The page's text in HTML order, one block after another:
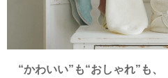
“かわいい”も“おしゃれ”も、